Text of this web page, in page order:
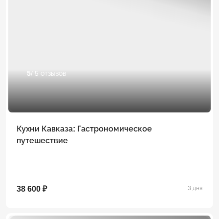
5/ 5 отзывов
Кухни Кавказа: Гастрономическое
путешествие
38 600 ₽ 3 дня